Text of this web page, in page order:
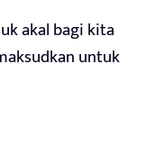
akal bagi kita
untuk